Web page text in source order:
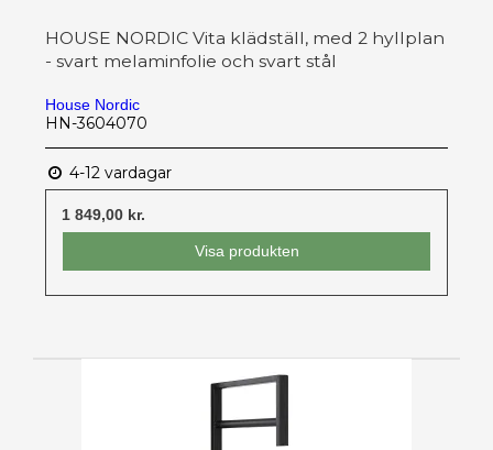
HOUSE NORDIC Vita klädställ, med 2 hyllplan
- svart melaminfolie och svart stål
House Nordic
HN-3604070
4-12 vardagar
1 849,00 kr.
Visa produkten